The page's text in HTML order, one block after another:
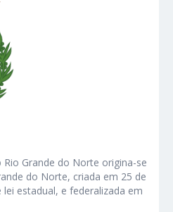
Rio Grande do Norte origina-se
do Norte, criada em 25 de
estadual, e federalizada em